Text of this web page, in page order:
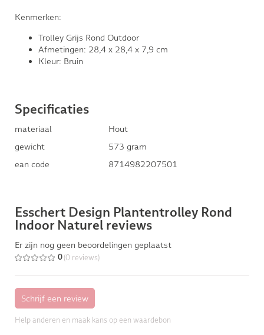
Kenmerken:
Trolley Grijs Rond Outdoor
Afmetingen: 28,4 x 28,4 x 7,9 cm
Kleur: Bruin
Specificaties
materiaal
Hout
gewicht
573 gram
ean code
8714982207501
Esschert Design Plantentrolley Rond
Indoor Naturel reviews
Er zijn nog geen beoordelingen geplaatst
0 (0 reviews)
Help anderen en maak kans op een waardebon